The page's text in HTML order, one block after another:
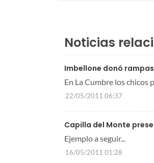
Noticias
Imbellone donó
En La Cumbre los chicos
22/05/2011 06:37
Capilla del Monte
Ejemplo a seguir...
16/05/2011 01:28